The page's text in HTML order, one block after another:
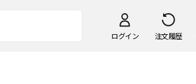
ログイン 注文履歴